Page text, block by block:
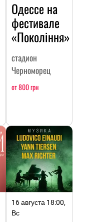
Одессе на
фестивале
«Покоління»
стадион
Черноморец
от 800 грн
16 августа 18:00,
Вс